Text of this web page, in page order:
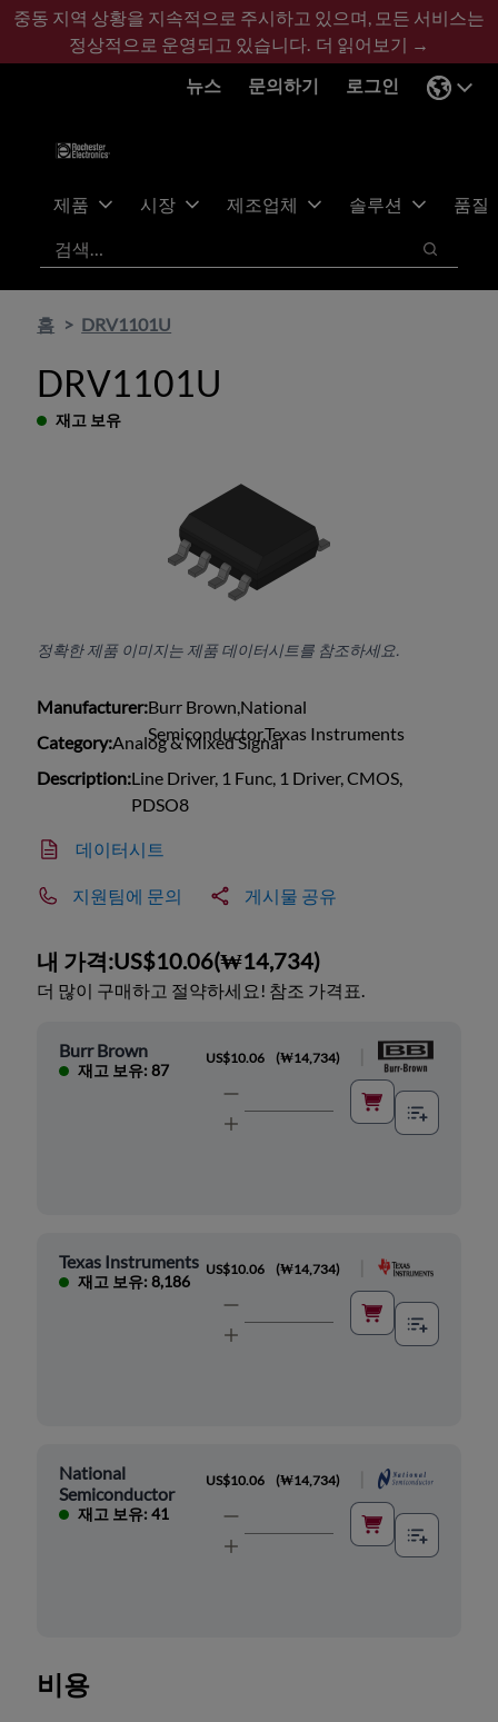
기
콘
바
글
중동 지역 상황을 지속적으로 주시하고 있으며, 모든 서비스는
정상적으로 운영되고 있습니다. 더 읽어보기 →
뉴스
문의하기 로그인
제품 시장 제조업체 솔루션
품질
검색
검색
홈 DRV1101U
DRV1101U
재고 보유
정확한 제품 이미지는 제품 데이터시트를 참조하세요.
Manufacturer:Burr Brown,National
Semiconductor,Texas Instruments
Category:Analog & Mixed Signal
Description:Line Driver, 1 Func, 1 Driver, CMOS,
PDSO8
데이터시트
지원팀에 문의 게시물 공유
내 가격:US$10.06(₩14,734)
더 많이 구매하고 절약하세요! 참조 가격표.
Burr Brown
재고 보유: 87
US$10.06 (₩14,734)
Texas Instruments
재고 보유: 8,186
US$10.06 (₩14,734)
National
Semiconductor
재고 보유: 41
US$10.06 (₩14,734)
비용